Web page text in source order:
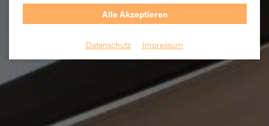
Alle Akzeptieren
Datenschutz Impressum